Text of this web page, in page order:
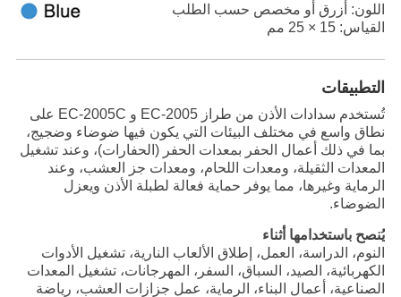
اللون: أزرق أو مخصص حسب الطلب
القياس: 15 × 25 مم
التطبيقات
تُستخدم سدادات الأذن من طراز EC-2005 و EC-2005C على
نطاق واسع في مختلف البيئات التي يكون فيها ضوضاء وضجيج،
بما في ذلك أعمال الحفر بمعدات الحفر (الحفارات)، وعند تشغيل
المعدات الثقيلة، ومعدات اللحام، ومعدات جز العشب، وعند
الرماية وغيرها، مما يوفر حماية فعالة لطبلة الأذن ويعزل
الضوضاء.
يُنصح باستخدامها أثناء
النوم، الدراسة، العمل، إطلاق الألعاب النارية، تشغيل الأدوات
الكهربائية، الصيد، السباق، السفر، المهرجانات، تشغيل المعدات
الصناعية، أعمال البناء، الرماية، عمل جزازات العشب، رياضة